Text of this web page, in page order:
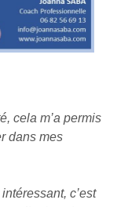
cela m’a permis
dans mes
c’est